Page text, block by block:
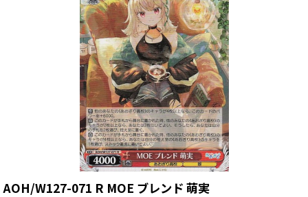
AOH/W127-071 R MOE ブレンド 萌実